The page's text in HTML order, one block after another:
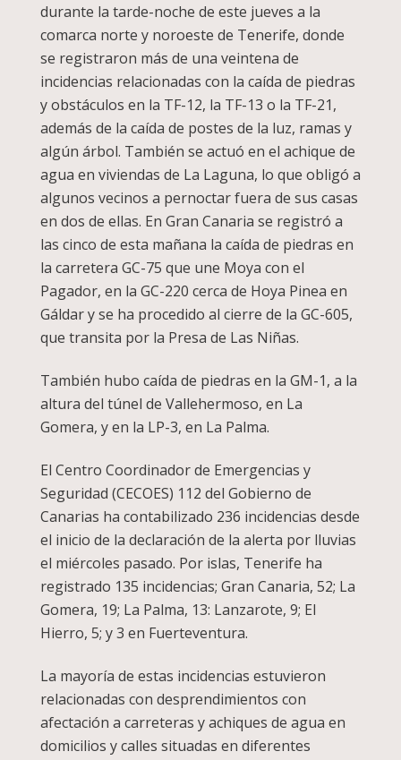
durante la tarde-noche de este jueves a la
comarca norte y noroeste de Tenerife, donde
se registraron más de una veintena de
incidencias relacionadas con la caída de piedras
y obstáculos en la TF-12, la TF-13 o la TF-21,
además de la caída de postes de la luz, ramas y
algún árbol. También se actuó en el achique de
agua en viviendas de La Laguna, lo que obligó a
algunos vecinos a pernoctar fuera de sus casas
en dos de ellas. En Gran Canaria se registró a
las cinco de esta mañana la caída de piedras en
la carretera GC-75 que une Moya con el
Pagador, en la GC-220 cerca de Hoya Pinea en
Gáldar y se ha procedido al cierre de la GC-605,
que transita por la Presa de Las Niñas.
También hubo caída de piedras en la GM-1, a la
altura del túnel de Vallehermoso, en La
Gomera, y en la LP-3, en La Palma.
El Centro Coordinador de Emergencias y
Seguridad (CECOES) 112 del Gobierno de
Canarias ha contabilizado 236 incidencias desde
el inicio de la declaración de la alerta por lluvias
el miércoles pasado. Por islas, Tenerife ha
registrado 135 incidencias; Gran Canaria, 52; La
Gomera, 19; La Palma, 13: Lanzarote, 9; El
Hierro, 5; y 3 en Fuerteventura.
La mayoría de estas incidencias estuvieron
relacionadas con desprendimientos con
afectación a carreteras y achiques de agua en
domicilios y calles situadas en diferentes